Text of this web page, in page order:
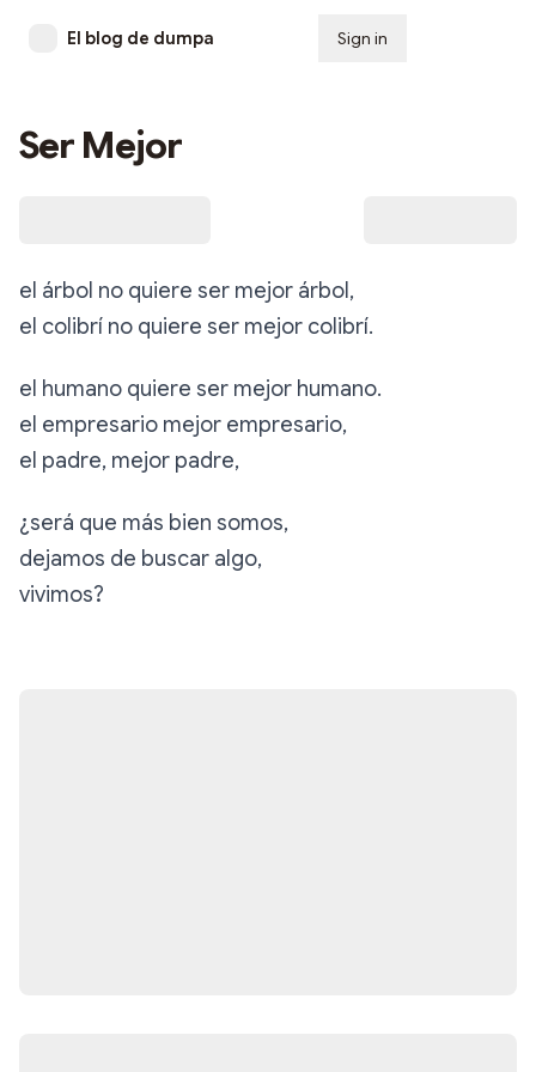
El blog de dumpa Sign in
Ser Mejor
el árbol no quiere ser mejor árbol,
el colibrí no quiere ser mejor colibrí.
el humano quiere ser mejor humano.
el empresario mejor empresario,
el padre, mejor padre,
¿será que más bien somos,
dejamos de buscar algo,
vivimos?